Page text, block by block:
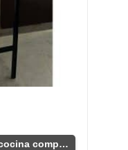
Barra alta de diseño para cocina compacta